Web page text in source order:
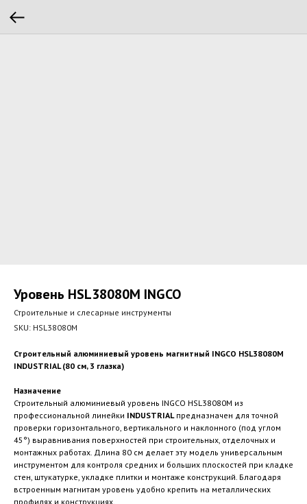
Уровень HSL38080M INGCO
Строительные и слесарные инструменты
SKU: HSL38080M
Строительный алюминиевый уровень магнитный INGCO HSL38080M
INDUSTRIAL (80 см, 3 глазка)
Назначение
Строительный алюминиевый уровень INGCO HSL38080M из
профессиональной линейки INDUSTRIALпредназначен для точной
проверки горизонтального, вертикального и наклонного (под углом
45°) выравнивания поверхностей при строительных, отделочных и
монтажных работах. Длина 80 см делает эту модель универсальным
инструментом для контроля средних и больших плоскостей при кладке
стен, штукатурке, укладке плитки и монтаже конструкций. Благодаря
встроенным магнитам уровень удобно крепить на металлических
профилях и конструкциях.